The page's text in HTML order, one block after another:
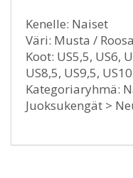
Kenelle: Naiset
Väri: Musta / Roosa
Koot: US5,5, US6,
US8,5, US9,5, US10
Kategoriaryhmä:
Juoksukengät >